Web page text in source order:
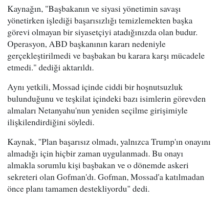
Kaynağın, "Başbakanın ve siyasi yönetimin savaşı
yönetirken işlediği başarısızlığı temizlemekten başka
görevi olmayan bir siyasetçiyi atadığınızda olan budur.
Operasyon, ABD başkanının kararı nedeniyle
gerçekleştirilmedi ve başbakan bu karara karşı mücadele
etmedi." dediği aktarıldı.
Aynı yetkili, Mossad içinde ciddi bir hoşnutsuzluk
bulunduğunu ve teşkilat içindeki bazı isimlerin görevden
almaları Netanyahu'nun yeniden seçilme girişimiyle
ilişkilendirdiğini söyledi.
Kaynak, "Plan başarısız olmadı, yalnızca Trump'ın onayını
almadığı için hiçbir zaman uygulanmadı. Bu onayı
almakla sorumlu kişi başbakan ve o dönemde askeri
sekreteri olan Gofman'dı. Gofman, Mossad'a katılmadan
önce planı tamamen destekliyordu" dedi.